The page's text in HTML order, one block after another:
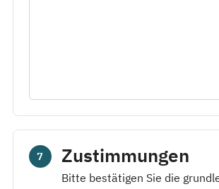
7 Zustimmungen
Bitte bestätigen Sie die